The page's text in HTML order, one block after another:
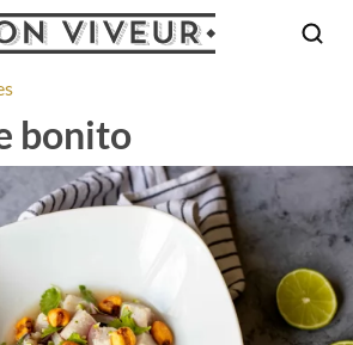
bonito